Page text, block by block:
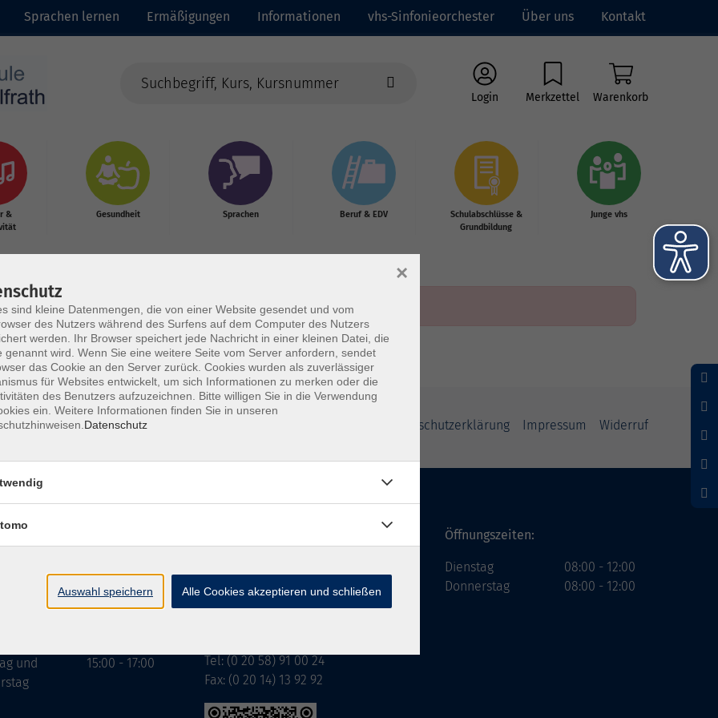
Sprachen lernen Ermäßigungen Informationen vhs-Sinfonieorchester Über uns Kontakt
Login Merkzettel Warenkorb
&
Gesundheit Sprachen Beruf & EDV
Schulabschlüsse &
Grundbildung
Junge vhs
Datenschutzerklärung Impressum Widerruf
und
15:00 - 17:00
Schulstraße 7
42489 Wülfrath
Tel: (0 20 58) 91 00 24
Fax: (0 20 14) 13 92 92
Öffnungszeiten:
Dienstag
Donnerstag
08:00 - 12:00
08:00 - 12:00
sind kleine Datenmengen, die von einer Website gesendet und vom
des Nutzers während des Surfens auf dem Computer des Nutzers
werden. Ihr Browser speichert jede Nachricht in einer kleinen Datei, die
genannt wird. Wenn Sie eine weitere Seite vom Server anfordern, sendet
das Cookie an den Server zurück. Cookies wurden als zuverlässiger
für Websites entwickelt, um sich Informationen zu merken oder die
des Benutzers aufzuzeichnen. Bitte willigen Sie in die Verwendung
ein. Weitere Informationen finden Sie in unseren
Datenschutz
×
Auswahl speichern Alle Cookies akzeptieren und schließen